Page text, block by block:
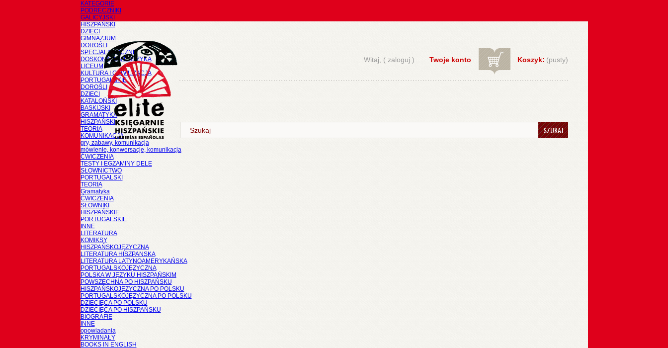
KATEGORIE
PODRĘCZNIKI
GALICYJSKI
HISZPAŃSKI
DZIECI
GIMNAZJUM
DOROŚLI
SPECJALISTYCZNE
DOSKONALENIE JĘZYKA
LICEUM
KULTURA I CYWILIZACJA
PORTUGALSKIE
DOROŚLI
DZIECI
KATALOŃSKI
BASKIJSKI
GRAMATYKA
HISZPAŃSKI
TEORIA
KOMUNIKACJA
gry, zabawy, komunikacja
mówienie, konwersacje, komunikacja
ĆWICZENIA
TESTY I EGZAMINY DELE
SŁOWNICTWO
PORTUGALSKI
TEORIA
Gramatyka
ĆWICZENIA
SŁOWNIKI
HISZPAŃSKIE
PORTUGALSKIE
INNE
LITERATURA
KOMIKSY
HISZPAŃSKOJĘZYCZNA
LITERATURA HISZPANSKA
LITERATURA LATYNOAMERYKAŃSKA
PORTUGALSKOJĘZYCZNA
POLSKA W JĘZYKU HISZPAŃSKIM
POWSZECHNA PO HISZPAŃSKU
HISZPAŃSKOJĘZYCZNA PO POLSKU
PORTUGALSKOJĘZYCZNA PO POLSKU
DZIECIĘCA PO POLSKU
DZIECIĘCA PO HISZPAŃSKU
BIOGRAFIE
INNE
opowiadania
KRYMINAŁY
BOOKS IN ENGLISH
Koszyk: (pusty)
Twoje konto
Witaj, ( zaloguj )
SZUKAJ